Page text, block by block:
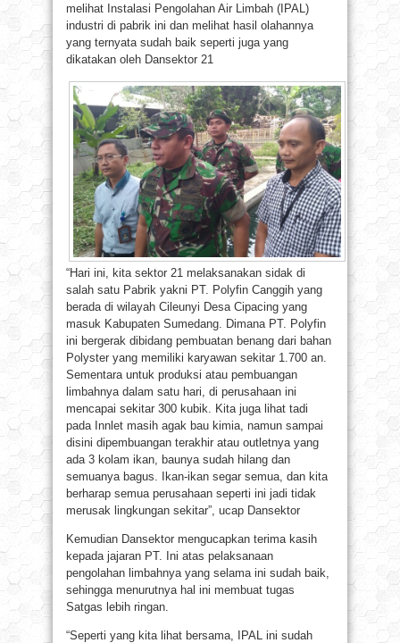
melihat Instalasi Pengolahan Air Limbah (IPAL)
industri di pabrik ini dan melihat hasil olahannya
yang ternyata sudah baik seperti juga yang
dikatakan oleh Dansektor 21
“Hari ini, kita sektor 21 melaksanakan sidak di
salah satu Pabrik yakni PT. Polyfin Canggih yang
berada di wilayah Cileunyi Desa Cipacing yang
masuk Kabupaten Sumedang. Dimana PT. Polyfin
ini bergerak dibidang pembuatan benang dari bahan
Polyster yang memiliki karyawan sekitar 1.700 an.
Sementara untuk produksi atau pembuangan
limbahnya dalam satu hari, di perusahaan ini
mencapai sekitar 300 kubik. Kita juga lihat tadi
pada Innlet masih agak bau kimia, namun sampai
disini dipembuangan terakhir atau outletnya yang
ada 3 kolam ikan, baunya sudah hilang dan
semuanya bagus. Ikan-ikan segar semua, dan kita
berharap semua perusahaan seperti ini jadi tidak
merusak lingkungan sekitar”, ucap Dansektor
Kemudian Dansektor mengucapkan terima kasih
kepada jajaran PT. Ini atas pelaksanaan
pengolahan limbahnya yang selama ini sudah baik,
sehingga menurutnya hal ini membuat tugas
Satgas lebih ringan.
“Seperti yang kita lihat bersama, IPAL ini sudah